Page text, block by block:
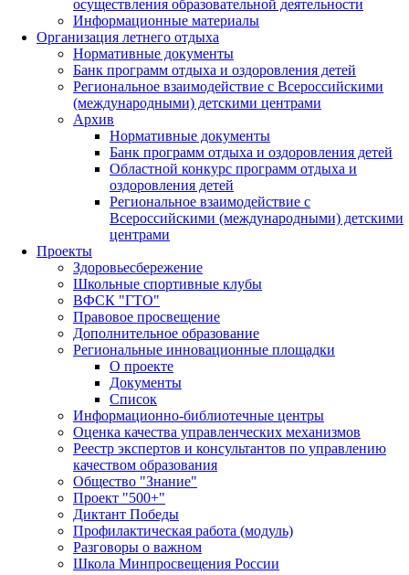
осуществления образовательной деятельности
Информационные материалы
Организация летнего отдыха
Нормативные документы
Банк программ отдыха и оздоровления детей
Региональное взаимодействие с Всероссийскими
(международными) детскими центрами
Архив
Нормативные документы
Банк программ отдыха и оздоровления детей
Областной конкурс программ отдыха и
оздоровления детей
Региональное взаимодействие с
Всероссийскими (международными) детскими
центрами
Проекты
Здоровьесбережение
Школьные спортивные клубы
ВФСК "ГТО"
Правовое просвещение
Дополнительное образование
Региональные инновационные площадки
О проекте
Документы
Список
Информационно-библиотечные центры
Оценка качества управленческих механизмов
Реестр экспертов и консультантов по управлению
качеством образования
Общество "Знание"
Проект "500+"
Диктант Победы
Профилактическая работа (модуль)
Разговоры о важном
Школа Минпросвещения России